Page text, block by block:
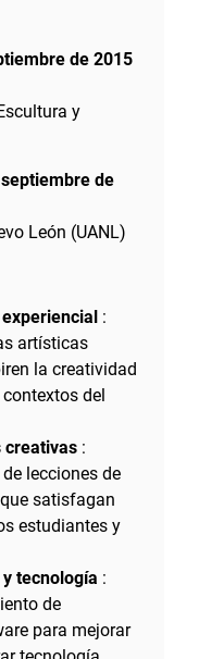
de 2015
y
de
León (UANL)
:
artísticas
la creatividad
del
creativas :
lecciones de
satisfagan
estudiantes y
tecnología :
de
para mejorar